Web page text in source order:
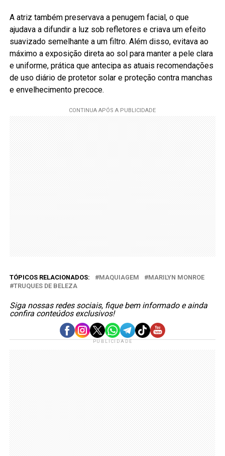
A atriz também preservava a penugem facial, o que
ajudava a difundir a luz sob refletores e criava um efeito
suavizado semelhante a um filtro. Além disso, evitava ao
máximo a exposição direta ao sol para manter a pele clara
e uniforme, prática que antecipa as atuais recomendações
de uso diário de protetor solar e proteção contra manchas
e envelhecimento precoce.
TÓPICOS RELACIONADOS: MAQUIAGEM
MARILYN MONROE
TRUQUES DE BELEZA
Siga nossas redes sociais, fique bem informado e ainda
confira conteúdos exclusivos!
PUBLICIDADE